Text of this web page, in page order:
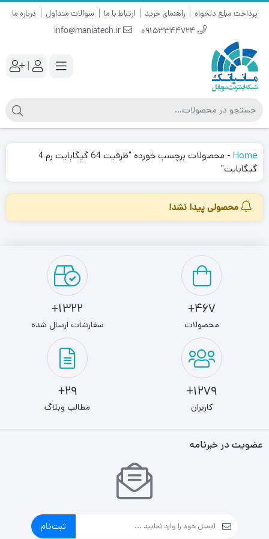
پرداخت مبلغ دلخواه راهنمای خرید ارتباط با ما سوالات متداول درباره ما
09153344724
info@maniatech.ir
|
Home
-
محصولات برچسب خورده "ظرفیت 64 گیگابایت رم 4
گیگابایت"
محصولی پیدا نشد!
467+
محصولات
1322+
سفارشات ارسال شده
1279+
کاربران
29+
مطالب وبلاگ
عضویت در خبرنامه
ثبت‌نام